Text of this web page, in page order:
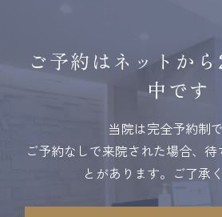
ご予約はネットか
中です
当院は完全予約制で
ご予約なしで来院された場合、
とがあります。ご了承